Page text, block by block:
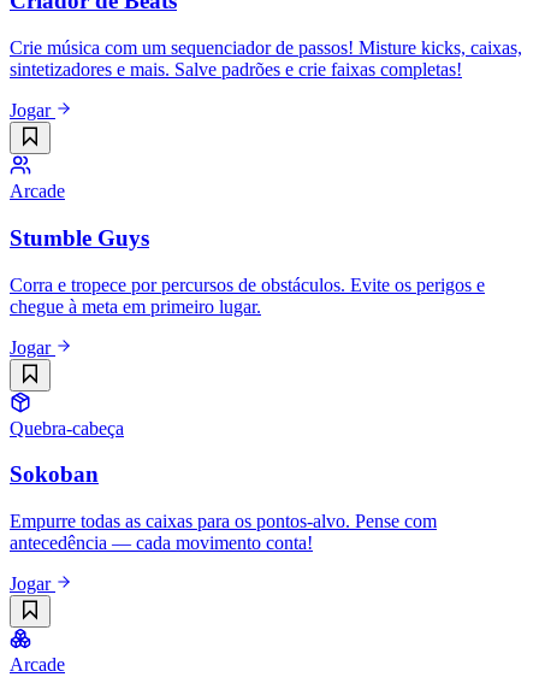
Crie música com um sequenciador de passos! Misture kicks, caixas,
sintetizadores e mais. Salve padrões e crie faixas completas!
Jogar
Arcade
Stumble Guys
Corra e tropece por percursos de obstáculos. Evite os perigos e
chegue à meta em primeiro lugar.
Jogar
Quebra-cabeça
Sokoban
Empurre todas as caixas para os pontos-alvo. Pense com
antecedência — cada movimento conta!
Jogar
Arcade